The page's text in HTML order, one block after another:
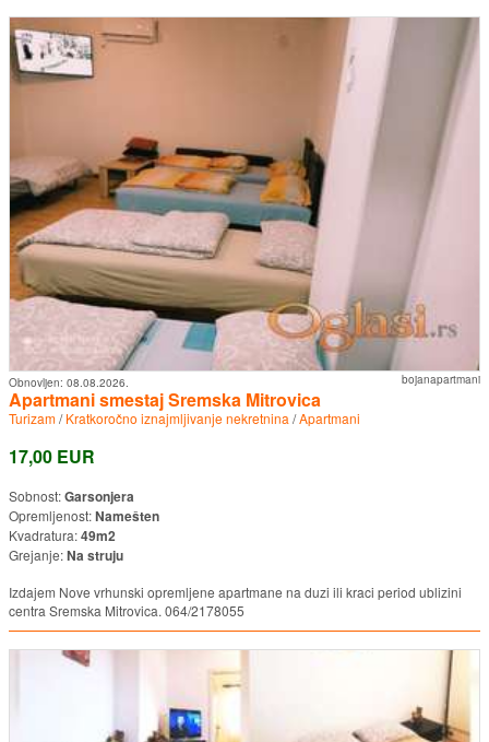
bojanapartmani
Obnovljen: 08.08.2026.
Apartmani smestaj Sremska Mitrovica
Turizam/Kratkoročno iznajmljivanje nekretnina /Apartmani
17,00 EUR
Sobnost:Garsonjera
Opremljenost:Namešten
Kvadratura:49m2
Grejanje:Na struju
Izdajem Nove vrhunski opremljene apartmane na duzi ili kraci period ublizini
centra Sremska Mitrovica. 064/2178055